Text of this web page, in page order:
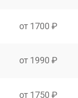
от 1700 ₽
от 1990 ₽
от 1750 ₽